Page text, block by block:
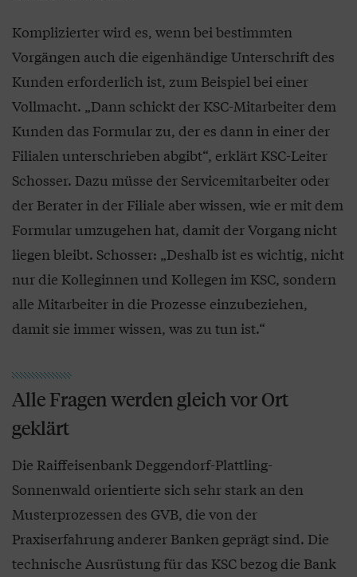
Komplizierter wird es, wenn bei bestimmten
Vorgängen auch die eigenhändige Unterschrift des
Kunden erforderlich ist, zum Beispiel bei einer
Vollmacht. „Dann schickt der KSC-Mitarbeiter dem
Kunden das Formular zu, der es dann in einer der
Filialen unterschrieben abgibt“, erklärt KSC-Leiter
Schosser. Dazu müsse der Servicemitarbeiter oder
der Berater in der Filiale aber wissen, wie er mit dem
Formular umzugehen hat, damit der Vorgang nicht
liegen bleibt. Schosser: „Deshalb ist es wichtig, nicht
nur die Kolleginnen und Kollegen im KSC, sondern
alle Mitarbeiter in die Prozesse einzubeziehen,
damit sie immer wissen, was zu tun ist.“
Alle Fragen werden gleich vor Ort
geklärt
Die Raiffeisenbank Deggendorf-Plattling-
Sonnenwald orientierte sich sehr stark an den
Musterprozessen des GVB, die von der
Praxiserfahrung anderer Banken geprägt sind. Die
technische Ausrüstung für das KSC bezog die Bank